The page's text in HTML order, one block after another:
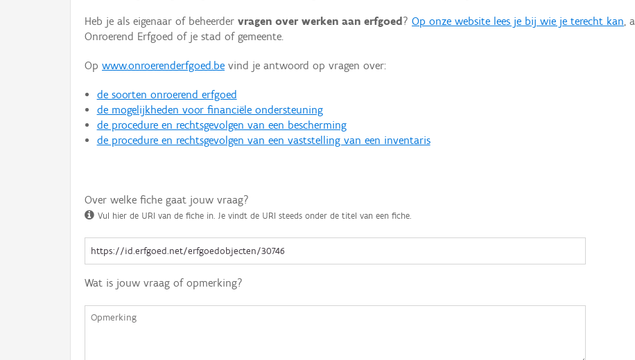
Heb je als eigenaar of beheerder vragen over werken aan erfgoed ? Op onze website lees je bij wie je terecht kan,
Onroerend Erfgoed of je stad of gemeente.
Op www.onroerenderfgoed.be vind je antwoord op vragen over:
de soorten onroerend erfgoed
de mogelijkheden voor financiële ondersteuning
de procedure en rechtsgevolgen van een bescherming
de procedure en rechtsgevolgen van een vaststelling van een inventaris
Over welke fiche gaat jouw vraag?
Vul hier de URI van de fiche in. Je vindt de URI steeds onder de titel van een fiche.
Wat is jouw vraag of opmerking?